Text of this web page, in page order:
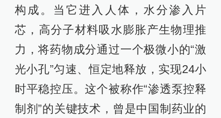
构成。当它进入人体，水分渗入片
芯，高分子材料吸水膨胀产生物理推
力，将药物成分通过一个极微小的“激
光小孔”匀速、恒定地释放，实现24小
时平稳控压。这个被称作“渗透泵控释
制剂”的关键技术，曾是中国制药业的